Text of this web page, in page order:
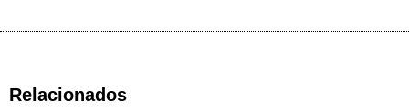
Relacionados